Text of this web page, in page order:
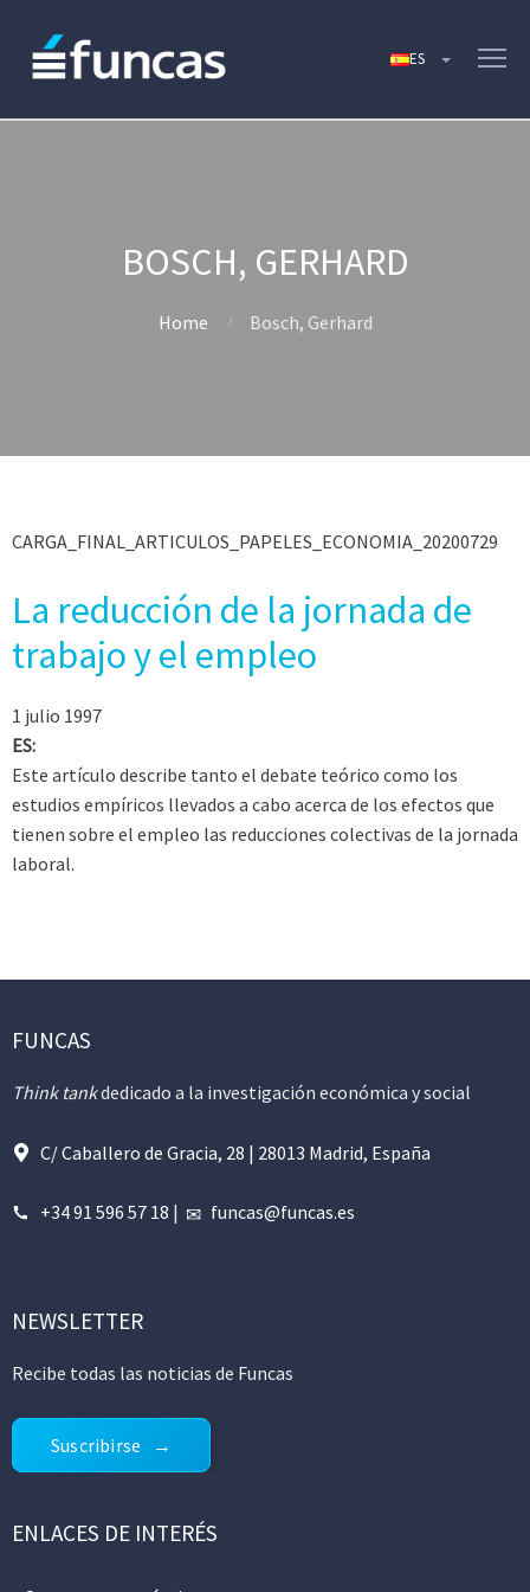
BOSCH, GERHARD
Home Bosch, Gerhard
CARGA_FINAL_ARTICULOS_PAPELES_ECONOMIA_20200729
La reducción de la jornada de
trabajo y el empleo
1 julio 1997
ES:
Este artículo describe tanto el debate teórico como los
estudios empíricos llevados a cabo acerca de los efectos que
tienen sobre el empleo las reducciones colectivas de la jornada
laboral.
FUNCAS
Think tankdedicado a la investigación económica y social
C/ Caballero de Gracia, 28 | 28013 Madrid, España
+34 91 596 57 18 | funcas@funcas.es
NEWSLETTER
Recibe todas las noticias de Funcas
Suscribirse
ENLACES DE INTERÉS